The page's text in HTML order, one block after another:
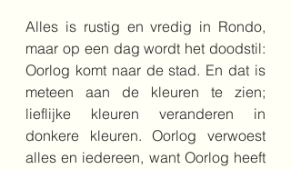
Alles is rustig en vredig in Rondo,
maar op een dag wordt het doodstil:
Oorlog komt naar de stad. En dat is
meteen aan de kleuren te zien;
lieflijke kleuren veranderen in
donkere kleuren. Oorlog verwoest
alles en iedereen, want Oorlog heeft